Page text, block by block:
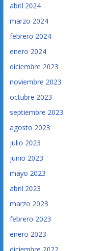
abril 2024
marzo 2024
febrero 2024
enero 2024
diciembre 2023
noviembre 2023
octubre 2023
septiembre 2023
agosto 2023
julio 2023
junio 2023
mayo 2023
abril 2023
marzo 2023
febrero 2023
enero 2023